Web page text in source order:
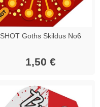
SHOT Goths Skildus No6
1,50 €